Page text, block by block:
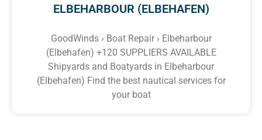
ELBEHARBOUR (ELBEHAFEN)
GoodWinds › Boat Repair › Elbeharbour
(Elbehafen) +120 SUPPLIERS AVAILABLE
Shipyards and Boatyards in Elbeharbour
(Elbehafen) Find the best nautical services for
your boat